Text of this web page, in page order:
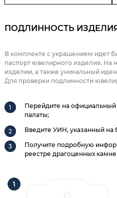
ПОДЛИННОСТЬ
В комплекте с украшением идет
паспорт ювелирного изделия.
изделии, а также уникальный
Для проверки подлинности
Перейдите на
палаты;
Введите УИН, указанный на
Получите подробную
реестре драгоценных